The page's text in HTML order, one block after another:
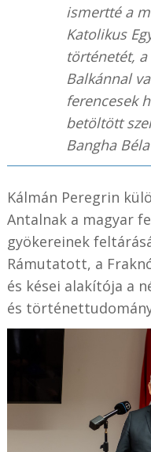
ismertté a
Katolikus
történetét, a
Balkánnal
ferencesek
betöltött
Bangha
Kálmán Peregrin
Antalnak a magyar
gyökereinek
Rámutatott, a
és kései alakítója a
és